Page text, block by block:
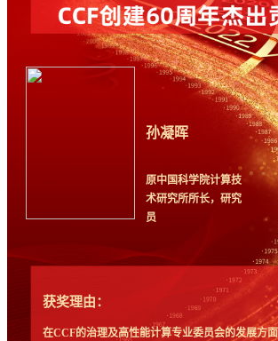
孙凝晖
原中国科学院计算技
术研究所所长，研究
员
获奖理由：
在CCF的治理及高性能计算专业委员会的发展方面